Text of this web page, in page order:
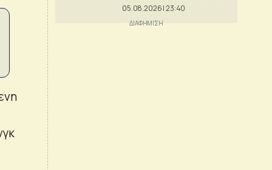
πριν καταρρεύσει
05.08.2026 | 23:40